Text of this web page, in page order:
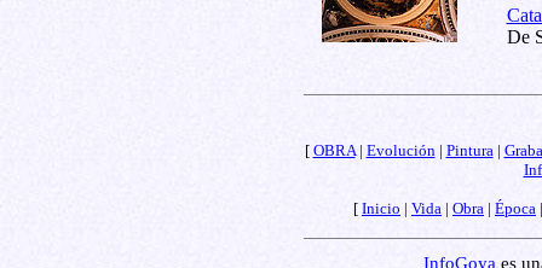
De
[ OBRA| Evolución| Pintura|
[ Inicio | Vida | Obra | Época
InfoGoya es